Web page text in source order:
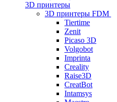
3D принтеры
3D принтеры FDM
Tiertime
Zenit
Picaso 3D
Volgobot
Imprinta
Creality
Raise3D
CreatBot
Intamsys